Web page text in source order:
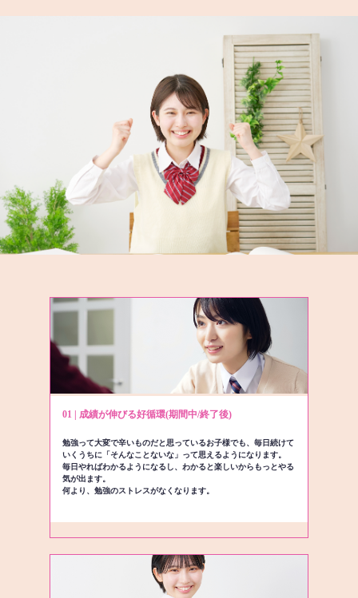
01 | 成績が伸びる好循環(期間中/終了後)
勉強って大変で辛いものだと思っているお子様でも、毎日続けて
いくうちに「そんなことないな」って思えるようになります。
毎日やればわかるようになるし、わかると楽しいからもっとやる
気が出ます。
何より、勉強のストレスがなくなります。